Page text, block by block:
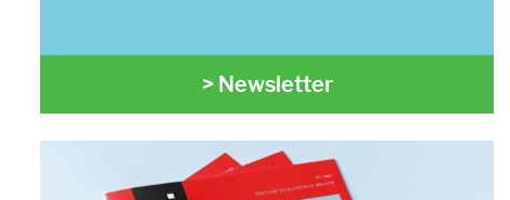
> Newsletter